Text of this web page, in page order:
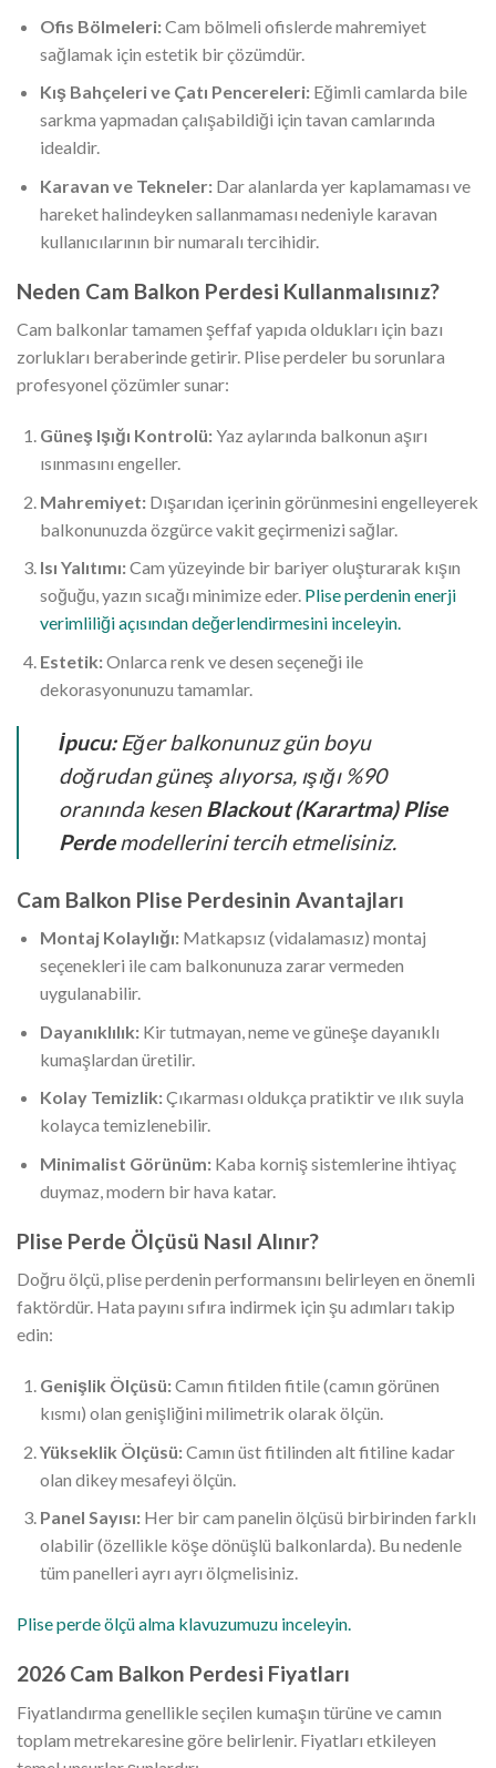
Ofis Bölmeleri:Cam bölmeli ofislerde mahremiyet
sağlamak için estetik bir çözümdür.
Kış Bahçeleri ve Çatı Pencereleri:Eğimli camlarda bile
sarkma yapmadan çalışabildiği için tavan camlarında
idealdir.
Karavan ve Tekneler:Dar alanlarda yer kaplamaması ve
hareket halindeyken sallanmaması nedeniyle karavan
kullanıcılarının bir numaralı tercihidir.
Neden Cam Balkon Perdesi Kullanmalısınız?
Cam balkonlar tamamen şeffaf yapıda oldukları için bazı
zorlukları beraberinde getirir. Plise perdeler bu sorunlara
profesyonel çözümler sunar:
Güneş Işığı Kontrolü:Yaz aylarında balkonun aşırı
ısınmasını engeller.
Mahremiyet:Dışarıdan içerinin görünmesini engelleyerek
balkonunuzda özgürce vakit geçirmenizi sağlar.
Isı Yalıtımı:Cam yüzeyinde bir bariyer oluşturarak kışın
soğuğu, yazın sıcağı minimize eder. Plise perdenin enerji
verimliliği açısından değerlendirmesini inceleyin.
Estetik:Onlarca renk ve desen seçeneği ile
dekorasyonunuzu tamamlar.
İpucu:Eğer balkonunuz gün boyu
doğrudan güneş alıyorsa, ışığı %90
oranında kesenBlackout (Karartma) Plise
Perdemodellerini tercih etmelisiniz.
Cam Balkon Plise Perdesinin Avantajları
Montaj Kolaylığı:Matkapsız (vidalamasız) montaj
seçenekleri ile cam balkonunuza zarar vermeden
uygulanabilir.
Dayanıklılık:Kir tutmayan, neme ve güneşe dayanıklı
kumaşlardan üretilir.
Kolay Temizlik:Çıkarması oldukça pratiktir ve ılık suyla
kolayca temizlenebilir.
Minimalist Görünüm:Kaba korniş sistemlerine ihtiyaç
duymaz, modern bir hava katar.
Plise Perde Ölçüsü Nasıl Alınır?
Doğru ölçü, plise perdenin performansını belirleyen en önemli
faktördür. Hata payını sıfıra indirmek için şu adımları takip
edin:
Genişlik Ölçüsü:Camın fitilden fitile (camın görünen
kısmı) olan genişliğini milimetrik olarak ölçün.
Yükseklik Ölçüsü:Camın üst fitilinden alt fitiline kadar
olan dikey mesafeyi ölçün.
Panel Sayısı:Her bir cam panelin ölçüsü birbirinden farklı
olabilir (özellikle köşe dönüşlü balkonlarda). Bu nedenle
tüm panelleri ayrı ayrı ölçmelisiniz.
Plise perde ölçü alma klavuzumuzu inceleyin.
2026 Cam Balkon Perdesi Fiyatları
Fiyatlandırma genellikle seçilen kumaşın türüne ve camın
toplam metrekaresine göre belirlenir. Fiyatları etkileyen